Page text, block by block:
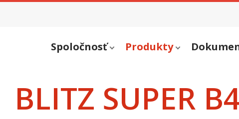
Spoločnosť Produkty
BLITZ SUPER